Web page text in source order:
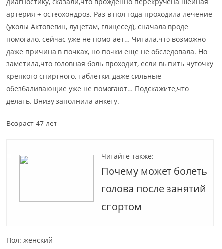
артерия + остеохондроз. Раз в пол года проходила лечение
(уколы Актовегин, луцетам, глицесед), сначала вроде
помогало, сейчас уже не помогает… Читала,что возможно
даже причина в почках, но почки еще не обследовала. Но
заметила,что головная боль проходит, если выпить чуточку
крепкого спиртного, таблетки, даже сильные
обезбаливающие уже не помогают… Подскажите,что
делать. Внизу заполнила анкету.
Возраст 47 лет
Читайте также:
Почему может болеть
голова после занятий
спортом
Пол: женский